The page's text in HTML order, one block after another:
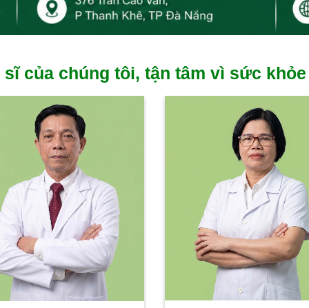
sĩ của chúng tôi, tận tâm vì sức khỏe